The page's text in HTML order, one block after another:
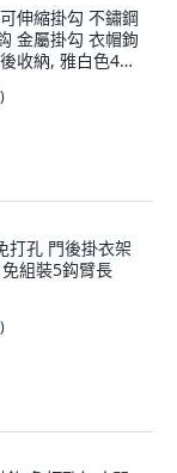
伸縮掛勾 不鏽鋼
金屬掛勾 衣帽鉤
收納, 雅白色4鉤,
)
打孔 門後掛衣架
組裝5鈎臂長
)